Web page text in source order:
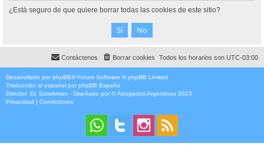
¿Está seguro de que quiere borrar todas las cookies de este sitio?
Todos los horarios son UTC-03:00
Borrar cookies
Contáctenos
Desarrollado por phpBB® Forum Software © phpBB Limited
Traducción al español por phpBB España
Director: Dr. Sztarkman - Diseñado por ©Abogados Argentinos 2023
Privacidad | Condiciones